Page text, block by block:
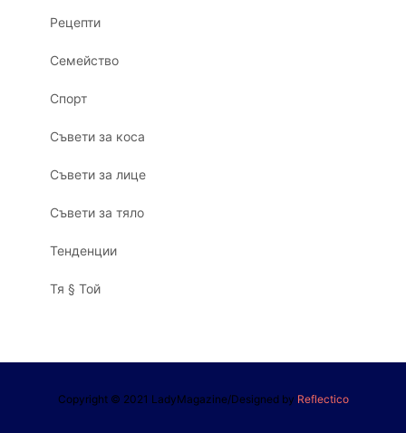
Рецепти
Семейство
Спорт
Съвети за коса
Съвети за лице
Съвети за тяло
Тенденции
Тя § Той
Copyright © 2021 LadyMagazine/Designed by Reflectico